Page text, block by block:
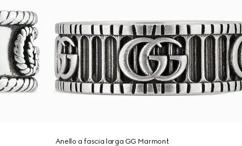
Anello a fascia larga GG Marmont